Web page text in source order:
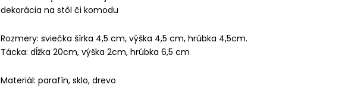
dekorácia na stôl či komodu
Rozmery: sviečka šírka 4,5 cm, výška 4,5 cm, hrúbka 4,5cm.
Tácka: dĺžka 20cm, výška 2cm, hrúbka 6,5 cm
Materiál: parafín, sklo, drevo